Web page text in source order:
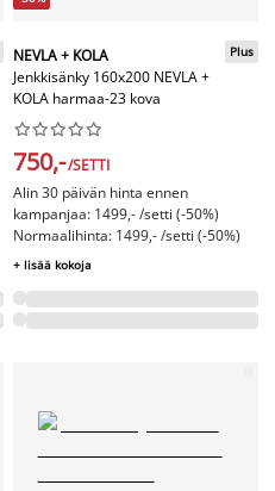
NEVLA + KOLA
Jenkkisänky 160x200 NEVLA +
KOLA harmaa-23 kova
Plus






750,-/SETTI
Alin 30 päivän hinta ennen
kampanjaa: 1499,- /setti (-50%)
Normaalihinta: 1499,- /setti (-50%)
+ lisää kokoja